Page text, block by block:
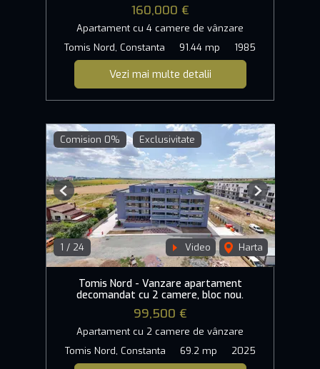
160,000 €
Apartament cu 4 camere de vânzare
Tomis Nord, Constanta
91.44 mp 1985
Vezi mai multe detalii
Comision 0% Exclusivitate
1 / 24 Video Harta
Previous Next
Tomis Nord - Vanzare apartament
decomandat cu 2 camere, bloc nou.
99,500 €
Apartament cu 2 camere de vânzare
Tomis Nord, Constanta
69.2 mp 2025